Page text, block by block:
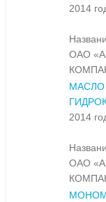
2014
ОАО
2014
ОАО